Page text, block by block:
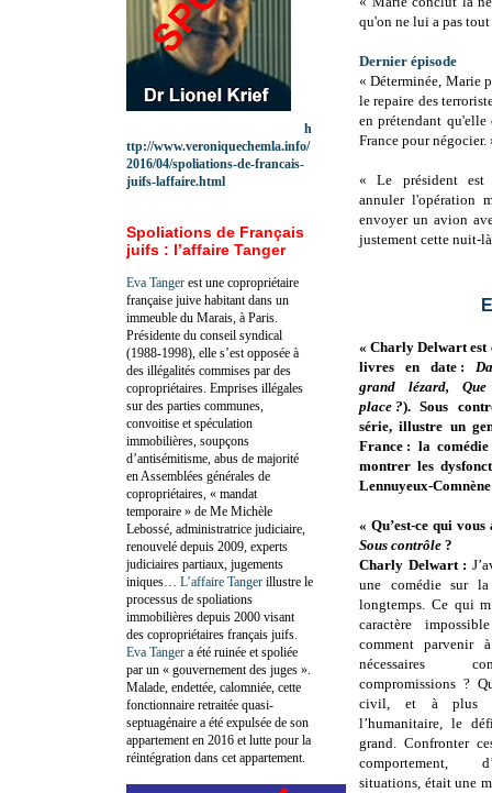
qu'on ne lui a pas
Dernier épisode
« Déterminée, Marie
le repaire des
en prétendant qu'elle
France pour négocier.
« Le président
annuler l'opération
envoyer un avion
justement cette nuit-
« Charly Delwart
livres en date :
grand lézard,
place ?). Sous
série, illustre un
France : la
montrer les
Lennuyeux-
« Qu’est-ce qui
Sous contrôle ?
Charly Delwart :
une comédie sur
longtemps. Ce qui
caractère
comment parvenir
nécessaires
compromissions ?
civil, et à plus
l’humanitaire, le
grand. Confronter
comportement,
situations, était une
h
ttp://www.veroniquechemla.info/
2016/04/spoliations-de-francais-
juifs-laffaire.html
Spoliations de Français
juifs : l’affaire Tanger
Eva Tanger est une copropriétaire
française juive habitant dans un
immeuble du Marais, à Paris.
Présidente du conseil syndical
(1988-1998), elle s’est opposée à
des illégalités commises par des
copropriétaires. Emprises illégales
sur des parties communes,
convoitise et spéculation
immobilières, soupçons
d’antisémitisme, abus de majorité
en Assemblées générales de
copropriétaires, « mandat
temporaire » de Me Michèle
Lebossé, administratrice judiciaire,
renouvelé depuis 2009, experts
judiciaires partiaux, jugements
iniques… L’affaire Tanger illustre le
processus de spoliations
immobilières depuis 2000 visant
des copropriétaires français juifs.
Eva Tanger a été ruinée et spoliée
par un « gouvernement des juges ».
Malade, endettée, calomniée, cette
fonctionnaire retraitée quasi-
septuagénaire a été expulsée de son
appartement en 2016 et lutte pour la
réintégration dans cet appartement.